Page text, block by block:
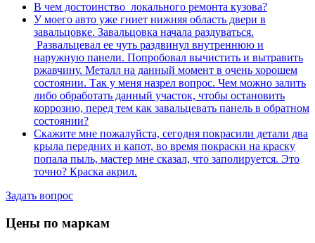
В чем достоинство локального ремонта кузова?
У моего авто уже гниет нижняя область двери в
завальцовке. Завальцовка начала раздуваться.
Развальцевал ее чуть раздвинул внутреннюю и
наружную панели. Попробовал вычистить и вытравить
ржавчину. Металл на данный момент в очень хорошем
состоянии. Так у меня назрел вопрос. Чем можно залить
либо обработать данный участок, чтобы остановить
коррозию, перед тем как завальцевать панель в обратном
состоянии?
Скажите мне пожалуйста, сегодня покрасили детали два
крыла передних и капот, во время покраски на краску
попала пыль, мастер мне сказал, что заполируется. Это
точно? Краска акрил.
Задать вопрос
Цены по маркам